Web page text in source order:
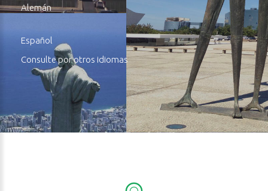
Alemán
Español
Consulte por otros idiomas